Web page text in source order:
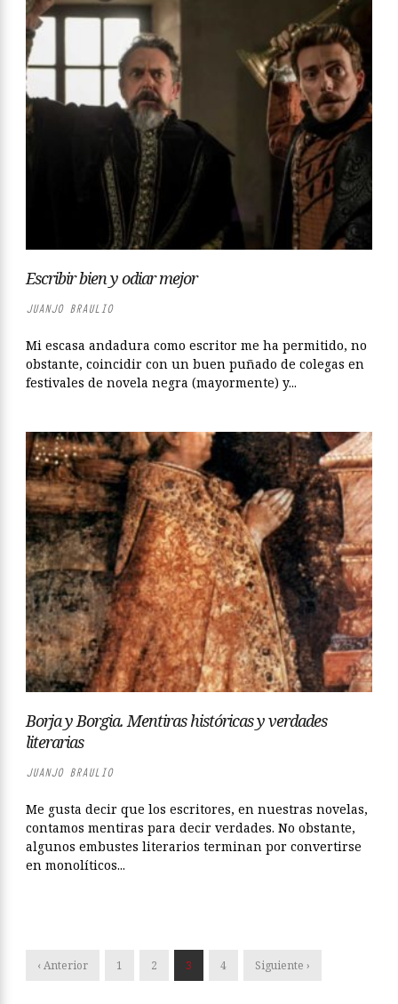
Escribir bien y odiar mejor
JUANJO BRAULIO
Mi escasa andadura como escritor me ha permitido, no
obstante, coincidir con un buen puñado de colegas en
festivales de novela negra (mayormente) y...
Borja y Borgia. Mentiras históricas y verdades
literarias
JUANJO BRAULIO
Me gusta decir que los escritores, en nuestras novelas,
contamos mentiras para decir verdades. No obstante,
algunos embustes literarios terminan por convertirse
en monolíticos...
‹ Anterior 1 2 3 4 Siguiente ›